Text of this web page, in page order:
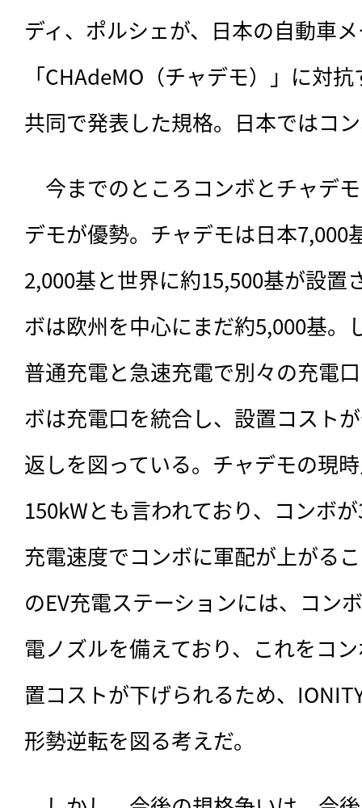
ディ、ポルシェが、日本の自動車
「CHAdeMO（チャデモ）」に対
共同で発表した規格。日本ではコ
今までのところコンボとチャデ
デモが優勢。チャデモは日本7,000
2,000基と世界に約15,500基が設置
ボは欧州を中心にまだ約5,000基。
普通充電と急速充電で別々の充電
ボは充電口を統合し、設置コスト
返しを図っている。チャデモの現
150kWとも言われており、コンボ
充電速度でコンボに軍配が上がる
のEV充電ステーションには、コン
電ノズルを備えており、これをコ
置コストが下げられるため、
形勢逆転を図る考えだ。